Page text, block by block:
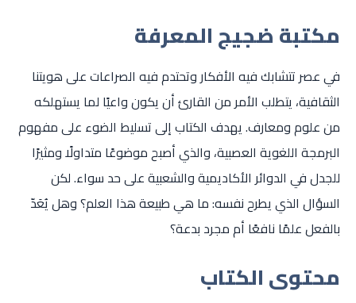
مكتبة ضجيج المعرفة
في عصر تتشابك فيه الأفكار وتحتدم فيه الصراعات على هويتنا
الثقافية، يتطلب الأمر من القارئ أن يكون واعيًا لما يستهلكه
من علوم ومعارف. يهدف الكتاب إلى تسليط الضوء على مفهوم
البرمجة اللغوية العصبية، والذي أصبح موضوعًا متداولًا ومثيرًا
للجدل في الدوائر الأكاديمية والشعبية على حد سواء. لكن
السؤال الذي يطرح نفسه: ما هي طبيعة هذا العلم؟ وهل يُعَدّ
بالفعل علمًا نافعًا أم مجرد بدعة؟
محتوى الكتاب